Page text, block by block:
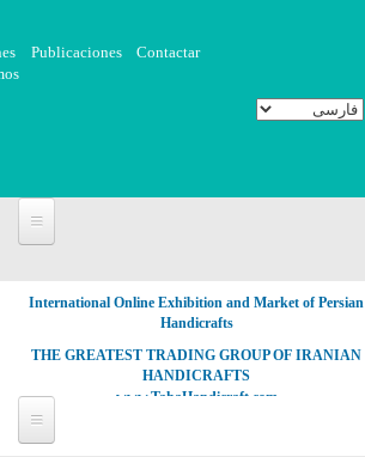
Contactar
Publicaciones
International Online Exhibition and Market of Persian
Handicrafts
THE GREATEST TRADING GROUP OF IRANIAN
HANDICRAFTS
www.TahaHandicraft.com